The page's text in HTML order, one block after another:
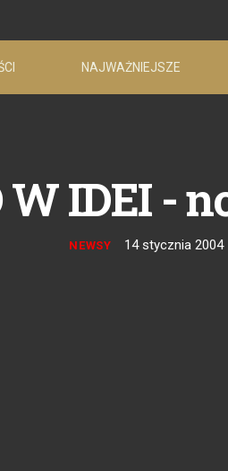
NAJWAŻNIEJSZE
W IDEI -
NEWSY 14 stycznia 2004